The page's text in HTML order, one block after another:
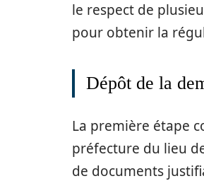
le respect de
pour obtenir la
Dépôt de la
La première étape
préfecture du lieu
de documents